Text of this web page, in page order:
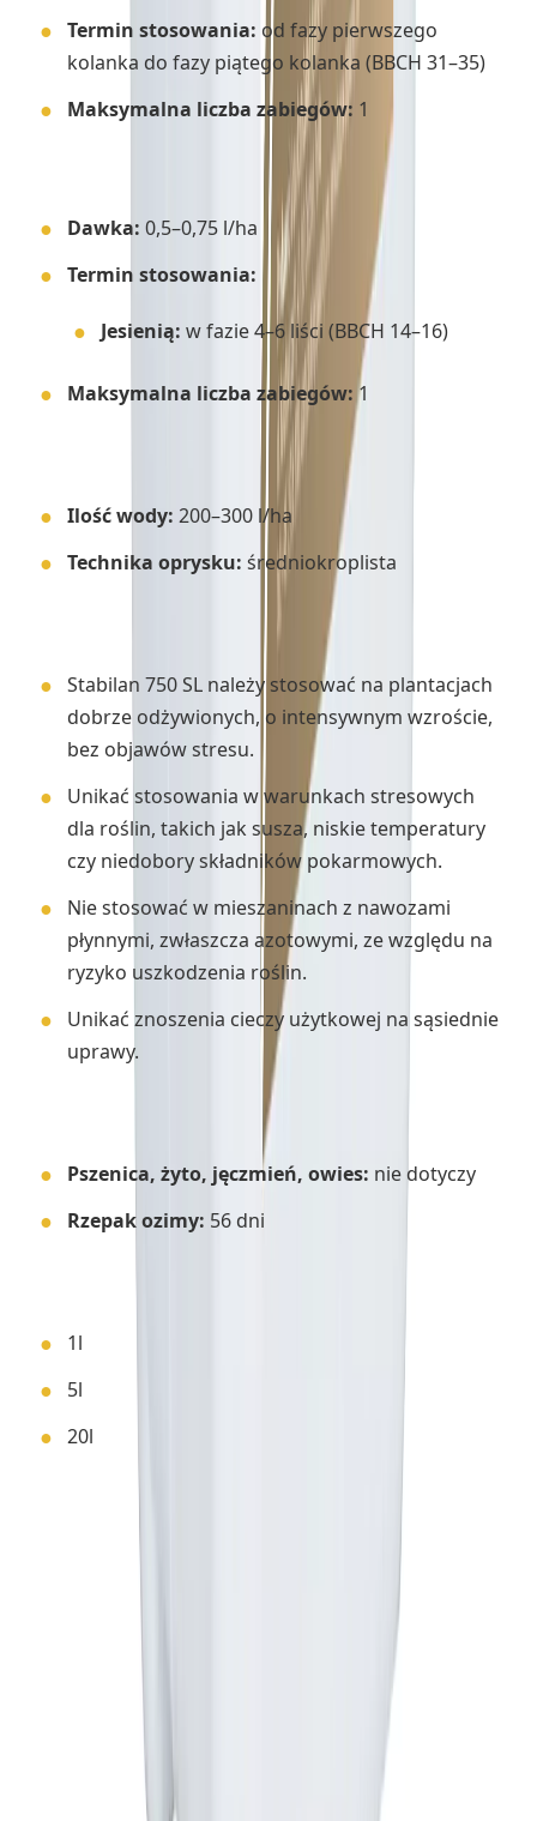
Termin stosowania: od fazy pierwszego
kolanka do fazy piątego kolanka (BBCH 31–35)
Maksymalna liczba zabiegów: 1
Dawka: 0,5–0,75 l/ha
Termin stosowania:
Jesienią: w fazie 4–6 liści (BBCH 14–16)
Maksymalna liczba zabiegów:1
Zalecenia techniczne:
Ilość wody: 200–300 l/ha
Technika oprysku: średniokroplista
Stabilan 750 SL należy stosować na plantacjach
dobrze odżywionych, o intensywnym wzroście,
bez objawów stresu.
Unikać stosowania w warunkach stresowych
dla roślin, takich jak susza, niskie temperatury
czy niedobory składników pokarmowych.
Nie stosować w mieszaninach z nawozami
płynnymi, zwłaszcza azotowymi, ze względu na
ryzyko uszkodzenia roślin.
Unikać znoszenia cieczy użytkowej na sąsiednie
uprawy.
Pszenica, żyto, jęczmień, owies: nie dotyczy
Rzepak ozimy: 56 dni
1l
5l
20l
bezpieczeństwa. Przed każdym użyciem
cieczy użytkowej na sąsiednie uprawy.
przedsiębiorców wykonujących działalność w
zakresie wprowadzania do obrotu lub